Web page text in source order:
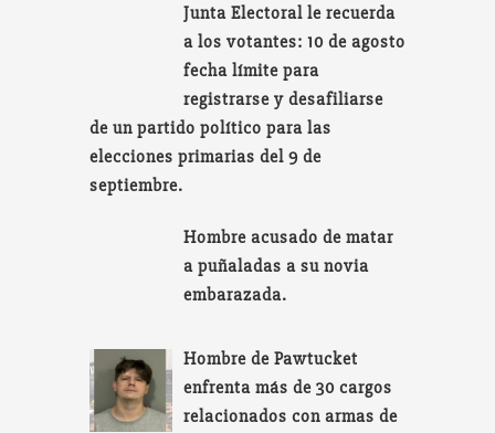
Junta Electoral le recuerda
a los votantes: 10 de agosto
fecha límite para
registrarse y desafiliarse
de un partido político para las
elecciones primarias del 9 de
septiembre.
Hombre acusado de matar
a puñaladas a su novia
embarazada.
Hombre de Pawtucket
enfrenta más de 30 cargos
relacionados con armas de